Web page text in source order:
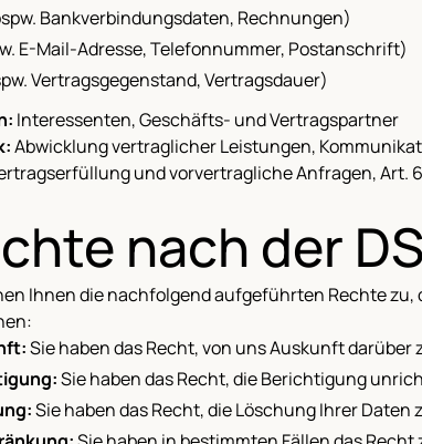
Bankverbindungsdaten, Rechnungen)
E-Mail-Adresse, Telefonnummer, Postanschrift)
Vertragsgegenstand, Vertragsdauer)
Interessenten, Geschäfts- und Vertragspartner
Abwicklung vertraglicher Leistungen,
und vorvertragliche Anfragen, Art. 6
nach der
Ihnen die nachfolgend aufgeführten Rechte
Sie haben das Recht, von uns Auskunft
Sie haben das Recht, die Berichtigung
Sie haben das Recht, die Löschung Ihrer Daten